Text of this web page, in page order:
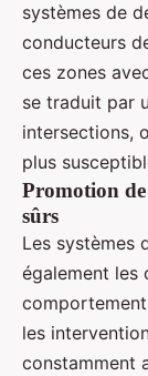
systèmes de
conducteurs
ces zones
se traduit par
intersections,
plus
Promotion
sûrs
Les systèmes
également les
les
constamment